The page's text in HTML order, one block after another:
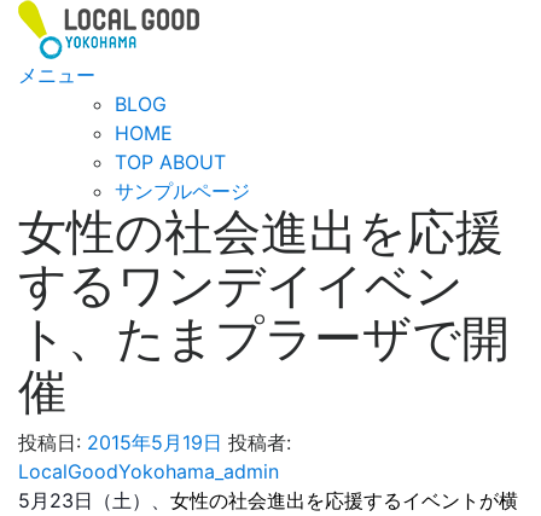
メニュー
BLOG
HOME
TOP ABOUT
サンプルページ
女性の社会進出を応援
するワンデイイベン
ト、たまプラーザで開
催
投稿日: 2015年5月19日 投稿者:
LocalGoodYokohama_admin
5月23日（土）、 女性の社会進出を応援するイベントが横